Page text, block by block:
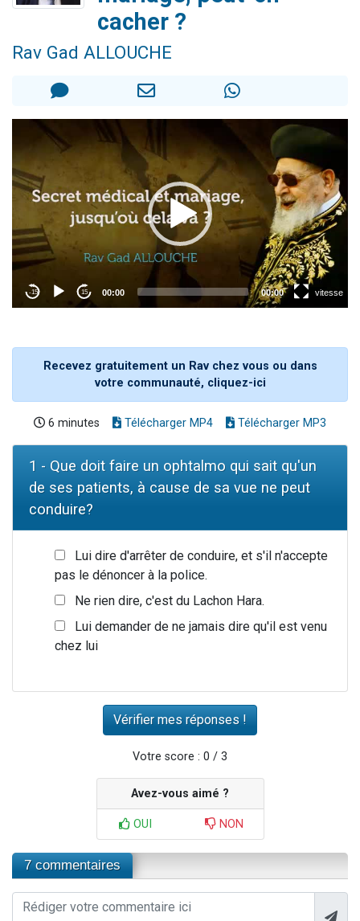
Il reste 49 places pour étudier en groupe sur Zoom
12 nouvelles musiques dans Torah-Box Music
cacher ?
Rav Gad ALLOUCHE
Recevez gratuitement un Rav chez vous ou dans
votre communauté, cliquez-ici
6 minutes Télécharger MP4 Télécharger MP3
1 - Que doit faire un ophtalmo qui sait qu'un
de ses patients, à cause de sa vue ne peut
conduire?
Lui dire d'arrêter de conduire, et s'il n'accepte
pas le dénoncer à la police.
Ne rien dire, c'est du Lachon Hara.
Lui demander de ne jamais dire qu'il est venu
chez lui
Votre score : 0 / 3
Avez-vous aimé ?
OUI NON
7 commentaires